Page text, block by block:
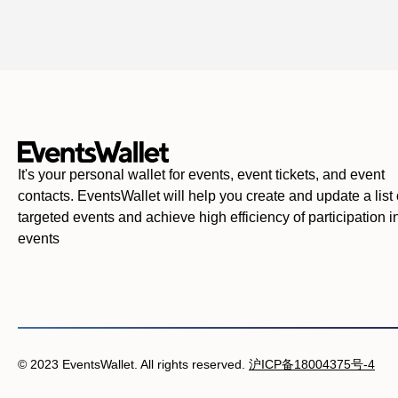
It's your personal wallet for events, event tickets, and event
contacts. EventsWallet will help you create and update a list
targeted events and achieve high efficiency of participation
events
© 2023 EventsWallet. All rights reserved. 沪ICP备18004375号-4